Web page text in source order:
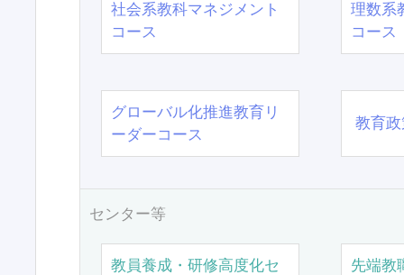
社会系教科マネジメント
コース
理数系
コース
グローバル化推進教育リ
ーダーコース
教育
センター等
教員養成・研修高度化セ
先端教